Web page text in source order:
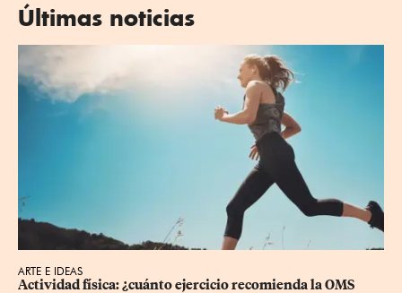
Últimas noticias
ARTE E IDEAS
Actividad física: ¿cuánto ejercicio recomienda la OMS